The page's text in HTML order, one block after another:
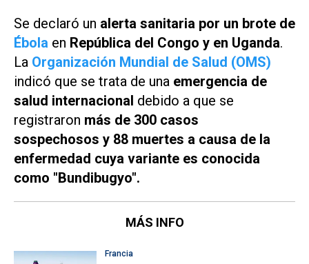
Se declaró un alerta sanitaria por un brote de
Ébola en República del Congo y en Uganda.
La Organización Mundial de Salud (OMS)
indicó que se trata de una emergencia de
salud internacional debido a que se
registraron más de 300 casos
sospechosos y 88 muertes a causa de la
enfermedad cuya variante es conocida
como "Bundibugyo".
MÁS INFO
Francia